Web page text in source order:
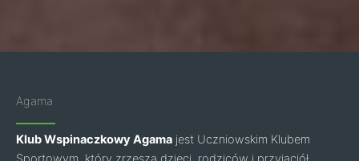
Agama
Klub Wspinaczkowy Agama jest Uczniowskim Klubem